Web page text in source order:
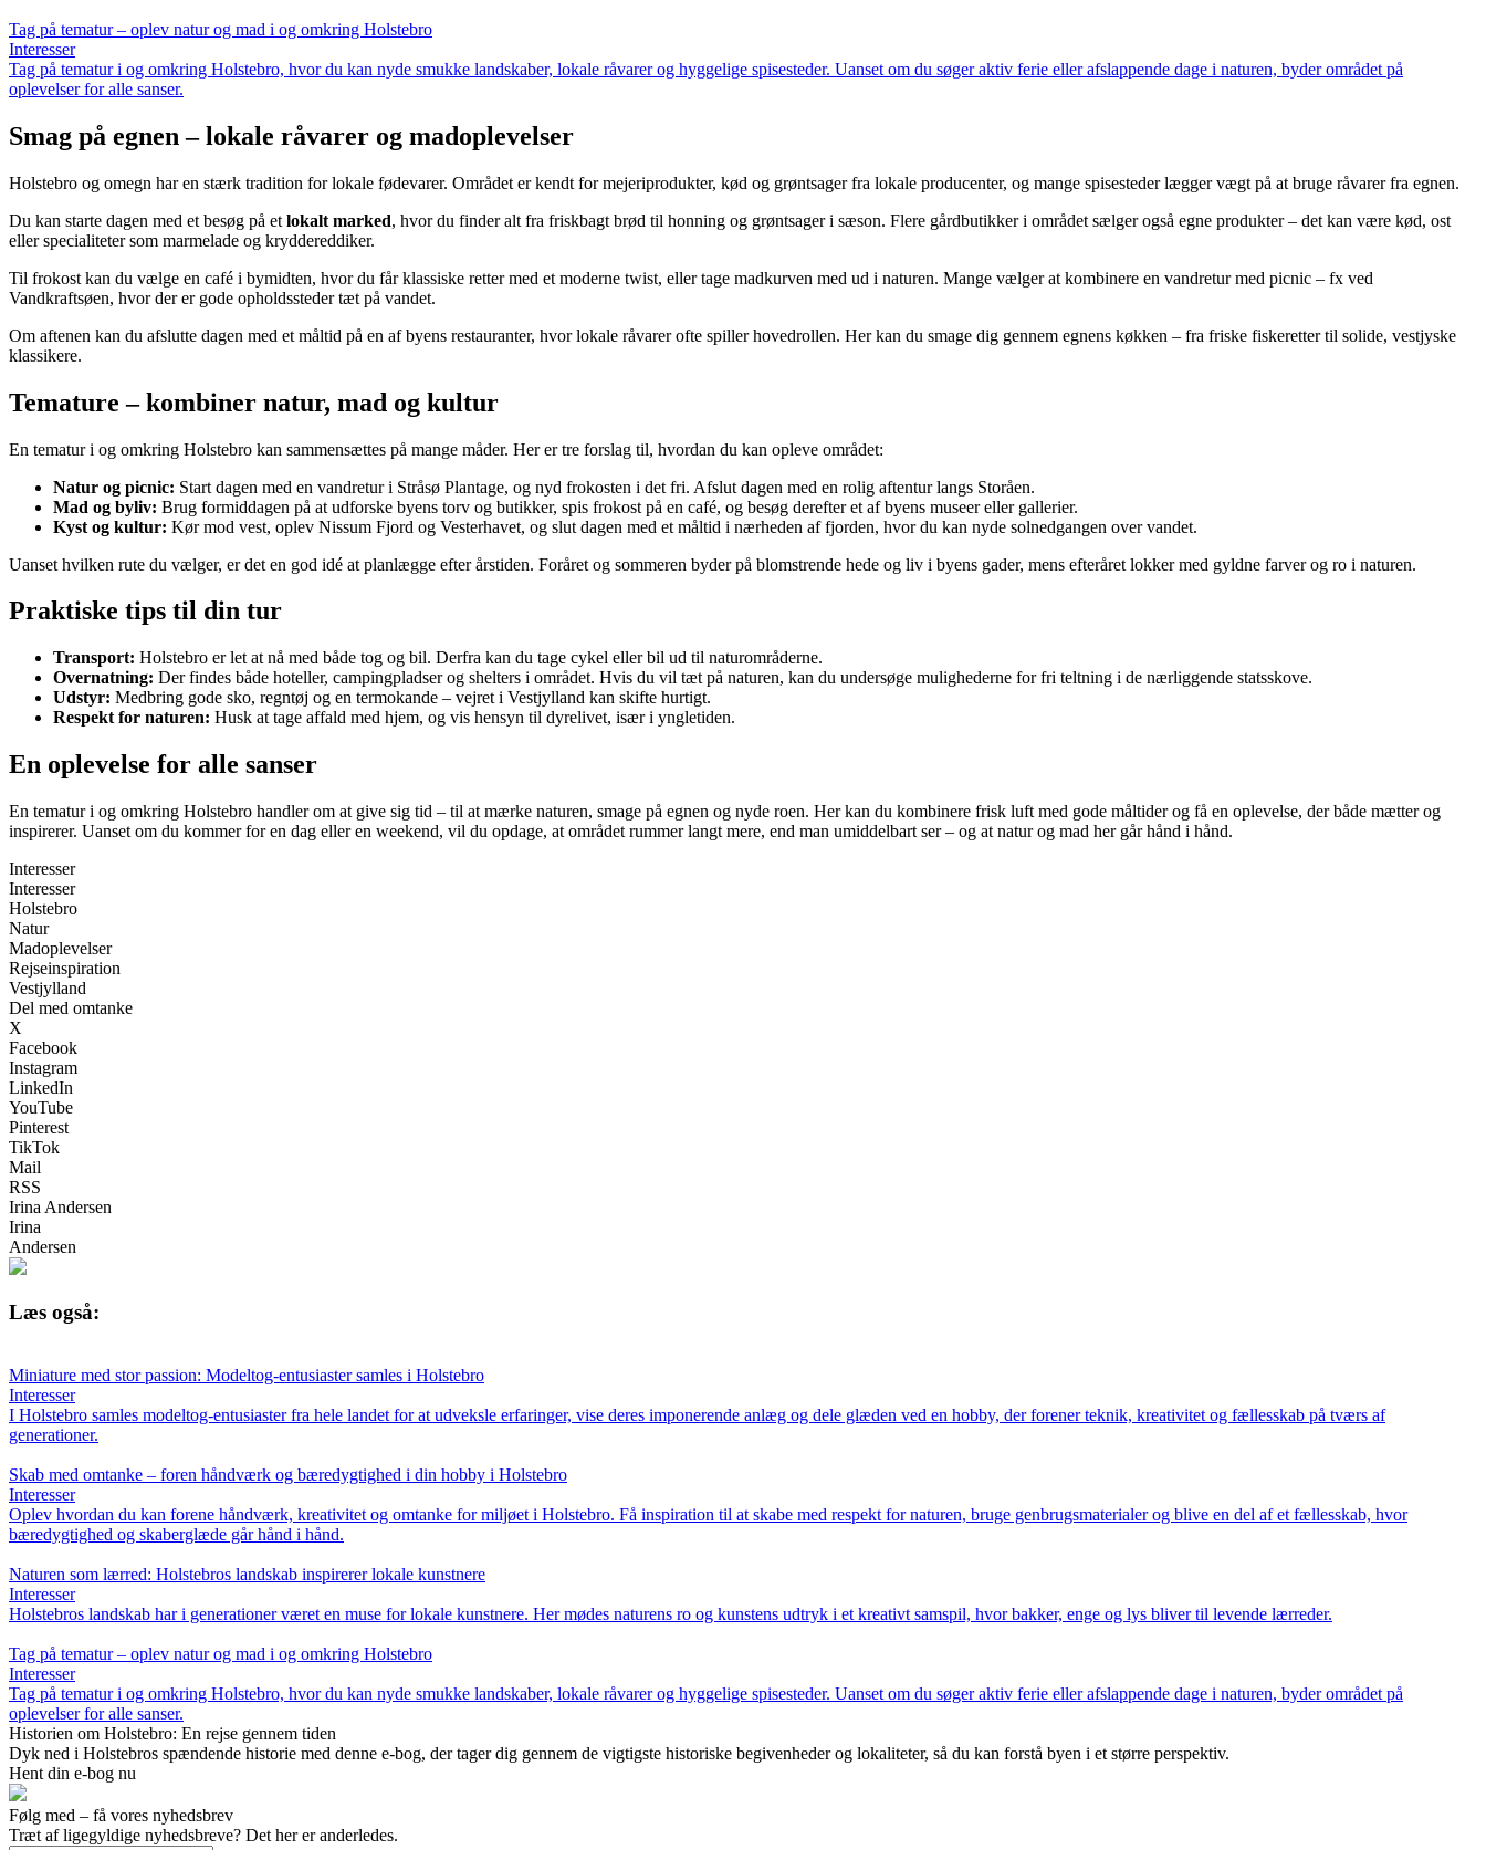
Tag på tematur – oplev natur og mad i og omkring Holstebro
Interesser
Tag på tematur i og omkring Holstebro, hvor du kan nyde smukke landskaber, lokale råvarer og hyggelige spisesteder. Uanset om du søger aktiv ferie eller afslappende dage i naturen, byder området på
oplevelser for alle sanser.
Smag på egnen – lokale råvarer og madoplevelser
Holstebro og omegn har en stærk tradition for lokale fødevarer. Området er kendt for mejeriprodukter, kød og grøntsager fra lokale producenter, og mange spisesteder lægger vægt på at bruge råvarer fra egnen.
Du kan starte dagen med et besøg på et lokalt marked, hvor du finder alt fra friskbagt brød til honning og grøntsager i sæson. Flere gårdbutikker i området sælger også egne produkter – det kan være kød, ost
eller specialiteter som marmelade og kryddereddiker.
Til frokost kan du vælge en café i bymidten, hvor du får klassiske retter med et moderne twist, eller tage madkurven med ud i naturen. Mange vælger at kombinere en vandretur med picnic – fx ved
Vandkraftsøen, hvor der er gode opholdssteder tæt på vandet.
Om aftenen kan du afslutte dagen med et måltid på en af byens restauranter, hvor lokale råvarer ofte spiller hovedrollen. Her kan du smage dig gennem egnens køkken – fra friske fiskeretter til solide, vestjyske
klassikere.
Temature – kombiner natur, mad og kultur
En tematur i og omkring Holstebro kan sammensættes på mange måder. Her er tre forslag til, hvordan du kan opleve området:
Natur og picnic: Start dagen med en vandretur i Stråsø Plantage, og nyd frokosten i det fri. Afslut dagen med en rolig aftentur langs Storåen.
Mad og byliv: Brug formiddagen på at udforske byens torv og butikker, spis frokost på en café, og besøg derefter et af byens museer eller gallerier.
Kyst og kultur: Kør mod vest, oplev Nissum Fjord og Vesterhavet, og slut dagen med et måltid i nærheden af fjorden, hvor du kan nyde solnedgangen over vandet.
Uanset hvilken rute du vælger, er det en god idé at planlægge efter årstiden. Foråret og sommeren byder på blomstrende hede og liv i byens gader, mens efteråret lokker med gyldne farver og ro i naturen.
Praktiske tips til din tur
Transport: Holstebro er let at nå med både tog og bil. Derfra kan du tage cykel eller bil ud til naturområderne.
Overnatning: Der findes både hoteller, campingpladser og shelters i området. Hvis du vil tæt på naturen, kan du undersøge mulighederne for fri teltning i de nærliggende statsskove.
Udstyr: Medbring gode sko, regntøj og en termokande – vejret i Vestjylland kan skifte hurtigt.
Respekt for naturen: Husk at tage affald med hjem, og vis hensyn til dyrelivet, især i yngletiden.
En oplevelse for alle sanser
En tematur i og omkring Holstebro handler om at give sig tid – til at mærke naturen, smage på egnen og nyde roen. Her kan du kombinere frisk luft med gode måltider og få en oplevelse, der både mætter og
inspirerer. Uanset om du kommer for en dag eller en weekend, vil du opdage, at området rummer langt mere, end man umiddelbart ser – og at natur og mad her går hånd i hånd.
Interesser
Interesser
Holstebro
Natur
Madoplevelser
Rejseinspiration
Vestjylland
Del med omtanke
X
Facebook
Instagram
LinkedIn
YouTube
Pinterest
TikTok
Mail
RSS
Irina Andersen
Irina
Andersen
Læs også:
Miniature med stor passion: Modeltog-entusiaster samles i Holstebro
Interesser
I Holstebro samles modeltog-entusiaster fra hele landet for at udveksle erfaringer, vise deres imponerende anlæg og dele glæden ved en hobby, der forener teknik, kreativitet og fællesskab på tværs af
generationer.
Skab med omtanke – foren håndværk og bæredygtighed i din hobby i Holstebro
Interesser
Oplev hvordan du kan forene håndværk, kreativitet og omtanke for miljøet i Holstebro. Få inspiration til at skabe med respekt for naturen, bruge genbrugsmaterialer og blive en del af et fællesskab, hvor
bæredygtighed og skaberglæde går hånd i hånd.
Naturen som lærred: Holstebros landskab inspirerer lokale kunstnere
Interesser
Holstebros landskab har i generationer været en muse for lokale kunstnere. Her mødes naturens ro og kunstens udtryk i et kreativt samspil, hvor bakker, enge og lys bliver til levende lærreder.
Tag på tematur – oplev natur og mad i og omkring Holstebro
Interesser
Tag på tematur i og omkring Holstebro, hvor du kan nyde smukke landskaber, lokale råvarer og hyggelige spisesteder. Uanset om du søger aktiv ferie eller afslappende dage i naturen, byder området på
oplevelser for alle sanser.
Historien om Holstebro: En rejse gennem tiden
Dyk ned i Holstebros spændende historie med denne e-bog, der tager dig gennem de vigtigste historiske begivenheder og lokaliteter, så du kan forstå byen i et større perspektiv.
Hent din e-bog nu
Følg med – få vores nyhedsbrev
Træt af ligegyldige nyhedsbreve? Det her er anderledes.